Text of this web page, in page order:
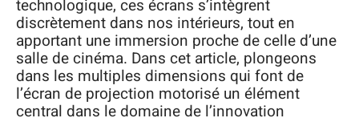
technologique, ces écrans s’intègrent
discrètement dans nos intérieurs, tout en
apportant une immersion proche de celle d’une
salle de cinéma. Dans cet article, plongeons
dans les multiples dimensions qui font de
l’écran de projection motorisé un élément
central dans le domaine de l’innovation